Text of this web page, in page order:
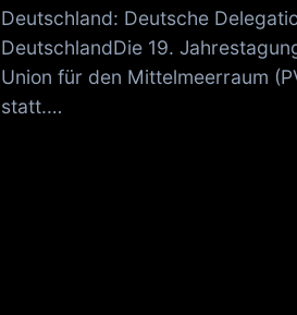
Deutschland: Deutsche
DeutschlandDie 19.
Union für den Mittelmeerraum
statt.…